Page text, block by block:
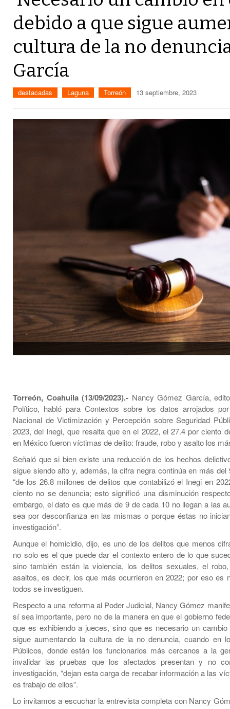
debido a que sigue
cultura de la no
García
destacadas Laguna Torreón 13 septiembre, 2023
Torreón, Coahuila (13/09/2023).- Nancy Gómez García,
Político, habló para Contextos sobre los datos arrojados
Nacional de Victimización y Percepción sobre Seguridad
2023, del Inegi, que resalta que en el 2022, el 27.4 por ciento
en México fueron víctimas de delito: fraude, robo y asalto los
Señaló que si bien existe una reducción de los hechos
sigue siendo alto y, además, la cifra negra continúa en más del
“de los 26.8 millones de delitos que contabilizó el Inegi en
ciento no se denuncia; esto significó una disminución
embargo, el dato es que más de 9 de cada 10 no llegan a las
sea por desconfianza en las mismas o porque éstas no
investigación”.
Aunque el homicidio, dijo, es uno de los delitos que menos
no solo es el que puede dar el contexto entero de lo que
sino también están la violencia, los delitos sexuales, el
asaltos, es decir, los que más ocurrieron en 2022; por eso es
todos se investiguen.
Respecto a una reforma al Poder Judicial, Nancy Gómez
sí sea importante, pero no de la manera en que el gobierno
que es exhibiendo a jueces, sino que es necesario un cambio
sigue aumentando la cultura de la no denuncia, cuando en
Públicos, donde están los funcionarios más cercanos a la
invalidar las pruebas que los afectados presentan y no
investigación, “dejan esta carga de recabar información a las
es trabajo de ellos”.
Lo invitamos a escuchar la entrevista completa con Nancy